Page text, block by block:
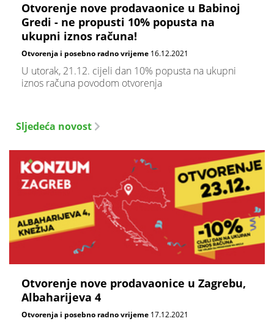
Otvorenje nove prodavaonice u Babinoj
Gredi - ne propusti 10% popusta na
ukupni iznos računa!
Otvorenja i posebno radno vrijeme 16.12.2021
U utorak, 21.12. cijeli dan 10% popusta na ukupni
iznos računa povodom otvorenja
Sljedeća novost
Otvorenje nove prodavaonice u Zagrebu,
Albaharijeva 4
Otvorenja i posebno radno vrijeme 17.12.2021